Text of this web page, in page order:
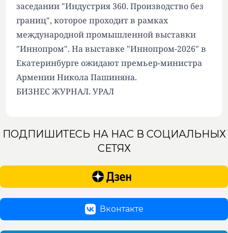
заседании "Индустрия 360. Производство без
границ", которое проходит в рамках
международной промышленной выставки
"Иннопром". На выставке "Иннопром-2026" в
Екатеринбурге ожидают премьер-министра
Армении Никола Пашиняна.
БИЗНЕС ЖУРНАЛ. УРАЛ
ПОДПИШИТЕСЬ НА НАС В СОЦИАЛЬНЫХ
СЕТЯХ
Вконтакте